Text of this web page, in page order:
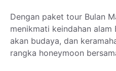
Dengan paket tour Bulan
menikmati keindahan alam
akan budaya, dan
rangka honeymoon